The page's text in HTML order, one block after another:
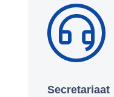
Secretariaat